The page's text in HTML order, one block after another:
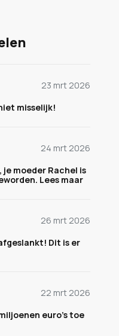
23 mrt 2026
misselijk!
24 mrt 2026
je moeder Rachel is
Lees maar
26 mrt 2026
Dit is er
22 mrt 2026
euro's toe